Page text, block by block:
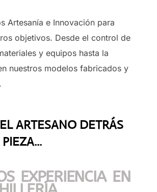
Artesanía e Innovación para
objetivos. Desde el control de
y equipos hasta la
nuestros modelos fabricados y
ARTESANO DETRÁS
EXPERIENCIA EN